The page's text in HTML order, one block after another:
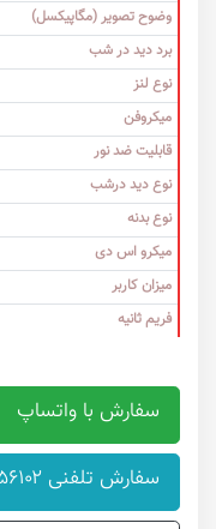
وضوح تصویر (مگاپیکسل)
برد دید در شب
نوع لنز
میکروفن
قابلیت ضد نور
نوع دید درشب
نوع بدنه
میکرو اس دی
میزان کاربر
فریم ثانیه
سفارش با واتساپ
سفارش تلفنی ۶۶۹۵۶۱۰۲-۰۲۱